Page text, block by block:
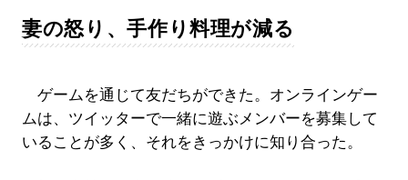
妻の怒り、手作り料理が減る
ゲームを通じて友だちができた。オンラインゲー
ムは、ツイッターで一緒に遊ぶメンバーを募集して
いることが多く、それをきっかけに知り合った。